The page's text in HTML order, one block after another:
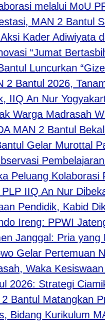
melalui MoU
MAN 2 Bantul
Kader Adiwiyata
“Jumat Bertasbih”
Luncurkan “Gizero
2026,
An Nur Yogyakarta
Madrasah
2 Bantul Bekali
Gelar Murottal Pagi
Pembelajaran di
Kolaborasi
IIQ An Nur Dibekali
Pendidik, Kabid
Ireng: PPWI Jateng
Pria yang
Gelar Pertemuan
Waka Kesiswaan
Strategi Ciamik
Matangkan
Kurikulum